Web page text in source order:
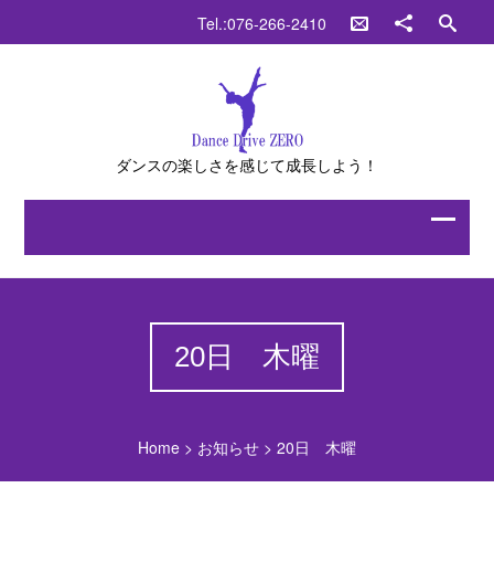
Tel.:076-266-2410
ダンスの楽しさを感じて成長しよう！
20日 木曜
Home> お知らせ> 20日 木曜